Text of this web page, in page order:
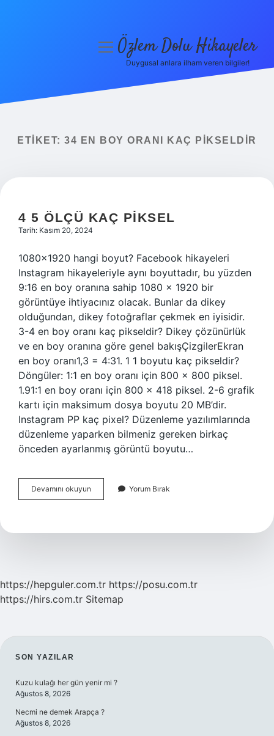
Yasal Uyarı
menüyüÖzlem Dolu Hikayeler
Duygusal anlara ilham veren bilgiler!
ETIKET: 34 EN BOY ORANI KAÇ PIKSELDIR
4 5 ÖLÇÜ KAÇ PIKSEL
Tarih: Kasım 20, 2024
1080×1920 hangi boyut? Facebook hikayeleri
Instagram hikayeleriyle aynı boyuttadır, bu yüzden
9:16 en boy oranına sahip 1080 x 1920 bir
görüntüye ihtiyacınız olacak. Bunlar da dikey
olduğundan, dikey fotoğraflar çekmek en iyisidir.
3-4 en boy oranı kaç pikseldir? Dikey çözünürlük
ve en boy oranına göre genel bakışÇizgilerEkran
en boy oranı1,3 = 4:31. 1 1 boyutu kaç pikseldir?
Döngüler: 1:1 en boy oranı için 800 x 800 piksel.
1.91:1 en boy oranı için 800 x 418 piksel. 2-6 grafik
kartı için maksimum dosya boyutu 20 MB’dir.
Instagram PP kaç pixel? Düzenleme yazılımlarında
düzenleme yaparken bilmeniz gereken birkaç
önceden ayarlanmış görüntü boyutu…
Devamını okuyun
5
Piksel
Yorum Bırak
https://hepguler.com.tr https://posu.com.tr
https://hirs.com.tr Sitemap
SIDEBAR
SON YAZILAR
Kuzu kulağı her gün yenir mi ?
Ağustos 8, 2026
Necmi ne demek Arapça ?
Ağustos 8, 2026